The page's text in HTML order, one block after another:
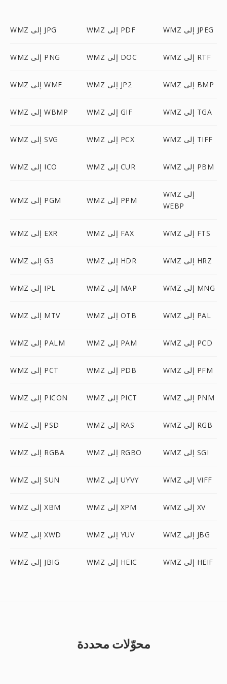
WMZ إلى JPG WMZ إلى PDF WMZ إلى JPEG
WMZ إلى PNG WMZ إلى DOC WMZ إلى RTF
WMZ إلى WMF WMZ إلى JP2 WMZ إلى BMP
WMZ إلى WBMP WMZ إلى GIF WMZ إلى TGA
WMZ إلى SVG WMZ إلى PCX WMZ إلى TIFF
WMZ إلى ICO WMZ إلى CUR WMZ إلى PBM
WMZ إلى PGM WMZ إلى PPM
WMZ إلى
WEBP
WMZ إلى EXR WMZ إلى FAX WMZ إلى FTS
WMZ إلى G3 WMZ إلى HDR WMZ إلى HRZ
WMZ إلى IPL WMZ إلى MAP WMZ إلى MNG
WMZ إلى MTV WMZ إلى OTB WMZ إلى PAL
WMZ إلى PALM WMZ إلى PAM WMZ إلى PCD
WMZ إلى PCT WMZ إلى PDB WMZ إلى PFM
WMZ إلى PICON WMZ إلى PICT WMZ إلى PNM
WMZ إلى PSD WMZ إلى RAS WMZ إلى RGB
WMZ إلى RGBA WMZ إلى RGBO WMZ إلى SGI
WMZ إلى SUN WMZ إلى UYVY WMZ إلى VIFF
WMZ إلى XBM WMZ إلى XPM WMZ إلى XV
WMZ إلى XWD WMZ إلى YUV WMZ إلى JBG
WMZ إلى JBIG WMZ إلى HEIC WMZ إلى HEIF
محوّلات محددة